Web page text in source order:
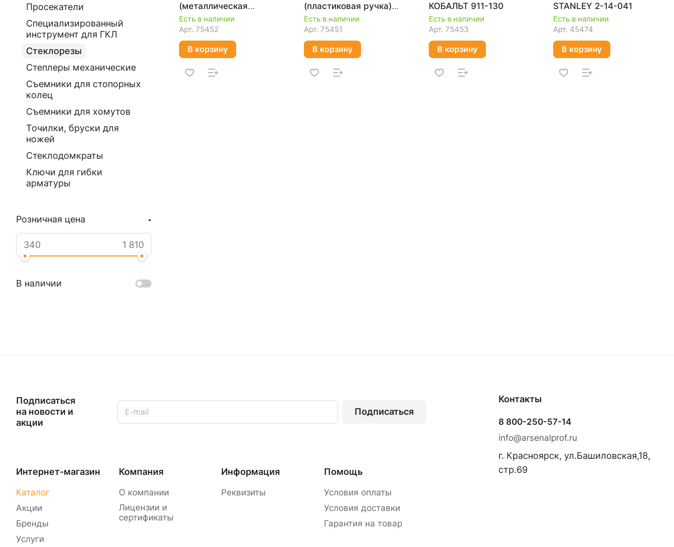
(металлическая
ручка) КОБАЛЬТ 911-
123
Есть в наличии
Арт. 75452
В корзину
(пластиковая ручка)
КОБАЛЬТ 911-116
Есть в наличии
Арт. 75451
В корзину
КОБАЛЬТ 911-130
Есть в наличии
Арт. 75453
В корзину
STANLEY 2-14-041
Есть в наличии
Арт. 45474
В корзину
Просекатели
Специализированный
инструмент для ГКЛ
Стеклорезы
Степлеры механические
Съемники для стопорных
колец
Съемники для хомутов
Точилки, бруски для
ножей
Стеклодомкраты
Ключи для гибки
арматуры
Розничная цена
В наличии
Подписаться
на новости и
акции
Подписаться
Интернет-магазин
Каталог
Акции
Бренды
Услуги
Компания
О компании
Лицензии и
сертификаты
Информация
Реквизиты
Помощь
Условия оплаты
Условия доставки
Гарантия на товар
Контакты
8 800-250-57-14
info@arsenalprof.ru
г. Красноярск, ул.Башиловская,18,
стр.69